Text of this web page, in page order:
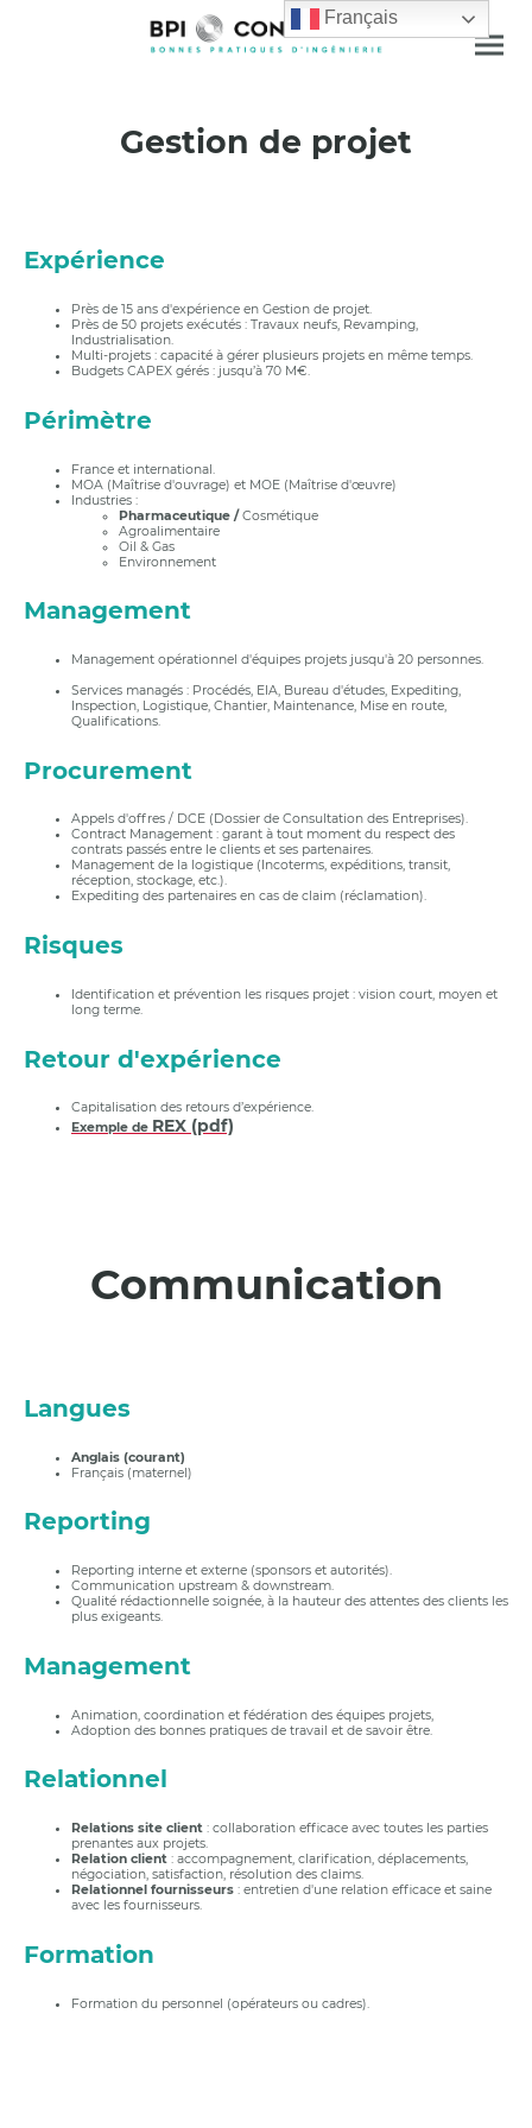
Gestion de projet
Expérience
Près de 15 ans d'expérience en Gestion de projet.
Près de 50 projets exécutés : Travaux neufs, Revamping,
Industrialisation.
Multi-projets : capacité à gérer plusieurs projets en même temps.
Budgets CAPEX gérés : jusqu’à 70 M€.
Périmètre
France et international.
MOA (Maîtrise d'ouvrage) et MOE (Maîtrise d'œuvre)
Industries :
Pharmaceutique /Cosmétique
Agroalimentaire
Oil & Gas
Environnement
Management
Management opérationnel d'équipes projets jusqu'à 20 personnes.
Services managés : Procédés, EIA, Bureau d'études, Expediting,
Inspection, Logistique, Chantier, Maintenance, Mise en route,
Qualifications.
Procurement
Appels d'offres / DCE (Dossier de Consultation des Entreprises).
Contract Management : garant à tout moment du respect des
contrats passés entre le clients et ses partenaires.
Management de la logistique (Incoterms, expéditions, transit,
réception, stockage, etc.).
Expediting des partenaires en cas de claim (réclamation).
Risques
Identification et prévention les risques projet : vision court, moyen et
long terme.
Retour d'expérience
Capitalisation des retours d’expérience.
Exemple de REX (pdf)
Communication
Langues
Anglais (courant)
Français (maternel)
Reporting
Reporting interne et externe (sponsors et autorités).
Communication upstream & downstream.
Qualité rédactionnelle soignée, à la hauteur des attentes des clients les
plus exigeants.
Management
Animation, coordination et fédération des équipes projets,
Adoption des bonnes pratiques de travail et de savoir être.
Relationnel
Relations site client : collaboration efficace avec toutes les parties
prenantes aux projets.
Relation client : accompagnement, clarification, déplacements,
négociation, satisfaction, résolution des claims.
Relationnel fournisseurs : entretien d'une relation efficace et saine
avec les fournisseurs.
Formation
Formation du personnel (opérateurs ou cadres).
Français